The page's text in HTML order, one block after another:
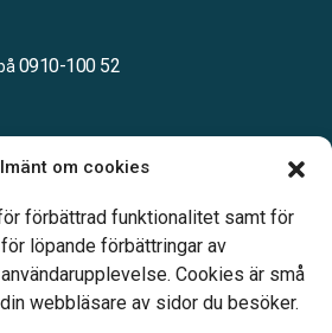
om cookies
förbättrad funktionalitet samt för
löpande förbättringar av
Cookies är små
webbläsare av sidor du besöker.
0910-100 52